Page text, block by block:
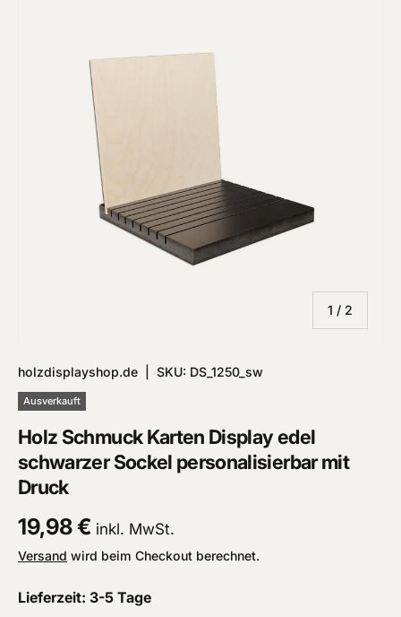
1 / von
2
holzdisplayshop.de SKU: DS_1250_sw
Ausverkauft
Holz Schmuck Karten Display edel
schwarzer Sockel personalisierbar mit
Druck
Normaler Preis
19,98 € inkl. MwSt.
Versand wird beim Checkout berechnet.
Lieferzeit: 3-5 Tage